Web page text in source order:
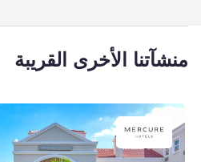
منشآتنا الأخرى القريبة